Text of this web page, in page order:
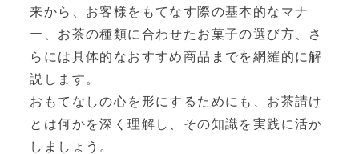
来から、お客様をもてなす際の基本的なマナ
ー、お茶の種類に合わせたお菓子の選び方、さ
らには具体的なおすすめ商品までを網羅的に解
説します。
おもてなしの心を形にするためにも、お茶請け
とは何かを深く理解し、その知識を実践に活か
しましょう。